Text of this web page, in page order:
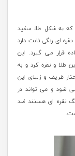
که به شکل طلا سفید
ای رنگی ثابت دارد
قرار می گیرد. این
طلا و نقره کرد و به
ظریف و زیبای این
شود و می تواند در
نقره ای هستند ضد